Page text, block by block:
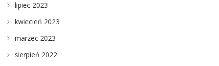
lipiec 2023
kwiecień 2023
marzec 2023
sierpień 2022